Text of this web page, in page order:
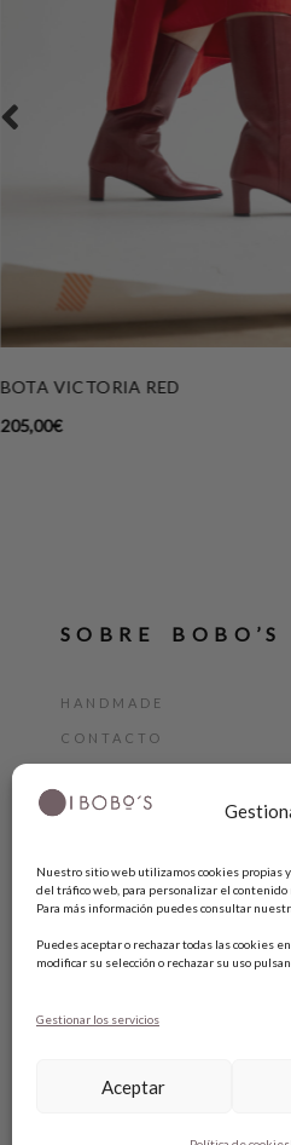
Nuestro sitio web utilizamos cookies propias
del tráfico web, para personalizar el
Para más información puedes consultar
Puedes aceptar o rechazar todas las cookies
modificar su selección o rechazar su uso
Gestionar los servicios
Aceptar
BOTA VICTORIA RED
205,00€
SOBRE BOBO’S
HANDMADE
CONTACTO
TARJETA REGALO